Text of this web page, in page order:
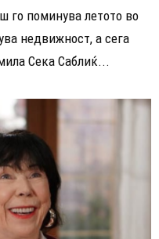
го поминува летото во
недвижност, а сега
Сека Саблиќ...